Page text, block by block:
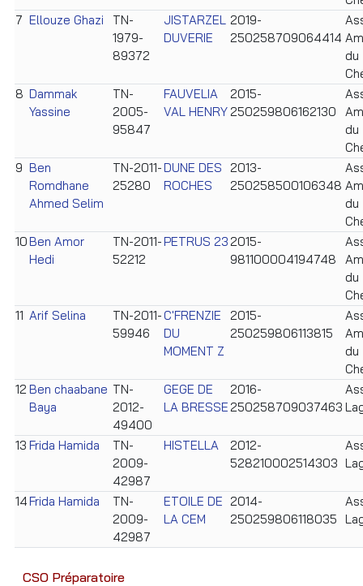
7 Ellouze Ghazi
TN-
1979-
89372
JISTARZEL
DUVERIE
2019-
250258709064414
du
8 Dammak
Yassine
TN-
2005-
95847
FAUVELIA
VAL HENRY
2015-
250259806162130
du
9 Ben
Romdhane
Ahmed Selim
TN-2011-
25280
DUNE DES
ROCHES
2013-
250258500106348
du
10Ben Amor
Hedi
TN-2011-
52212
PETRUS 23 2015-
981100004194748
du
11 Arif Selina
TN-2011-
59946
C'FRENZIE
DU
MOMENT Z
2015-
250259806113815
du
12 Ben chaabane
Baya
TN-
2012-
49400
GEGE DE
LA BRESSE
2016-
250258709037463
13 Frida Hamida
TN-
2009-
42987
HISTELLA
2012-
528210002514303
14Frida Hamida
TN-
2009-
42987
ETOILE DE
LA CEM
2014-
250259806118035
CSO Préparatoire